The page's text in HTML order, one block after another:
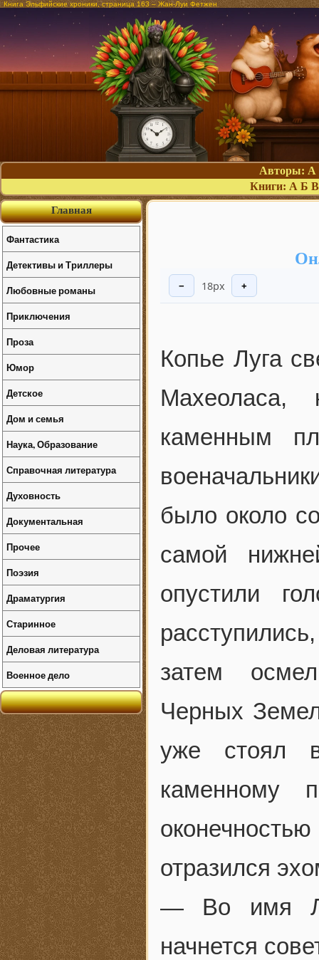
Книга Эльфийские хроники, страница 163 – Жан-Луи Фетжен
Авторы: А
Книги: А Б В
− 18px +
Копье Луга
каменным
было около
самой
опустили
затем
Черных
уже стоял
каменному
отразился
— Во имя
начнется
Главная
Фантастика
Детективы и Триллеры
Любовные романы
Приключения
Проза
Юмор
Детское
Дом и семья
Наука, Образование
Справочная литература
Духовность
Документальная
Прочее
Поэзия
Драматургия
Старинное
Деловая литература
Военное дело